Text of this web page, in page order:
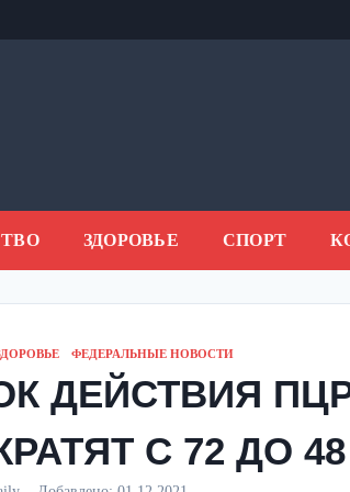
ЗДОРОВЬЕ СПОРТ
ФЕДЕРАЛЬНЫЕ НОВОСТИ
ДЕЙСТВИЯ
С 72 ДО